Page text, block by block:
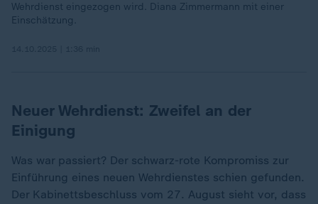
Wehrdienst eingezogen wird. Diana Zimmermann mit einer
Einschätzung.
Neuer Wehrdienst: Zweifel an der
Einigung
Was war passiert? Der schwarz-rote Kompromiss zur
Einführung eines neuen Wehrdienstes schien gefunden.
Der Kabinettsbeschluss vom 27. August sieht vor, dass